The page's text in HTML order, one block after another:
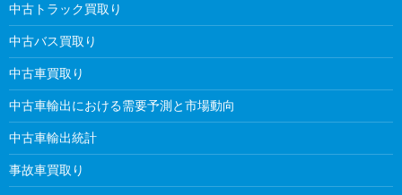
中古トラック買取り
中古バス買取り
中古車買取り
中古車輸出における需要予測と市場動向
中古車輸出統計
事故車買取り